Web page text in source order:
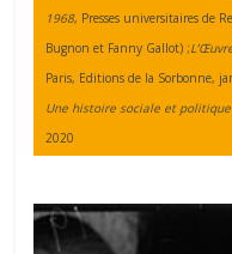
1968, Presses universitaires de
Bugnon et Fanny Gallot) ;
Paris, Editions de la Sorbonne,
Une histoire sociale et politique
2020